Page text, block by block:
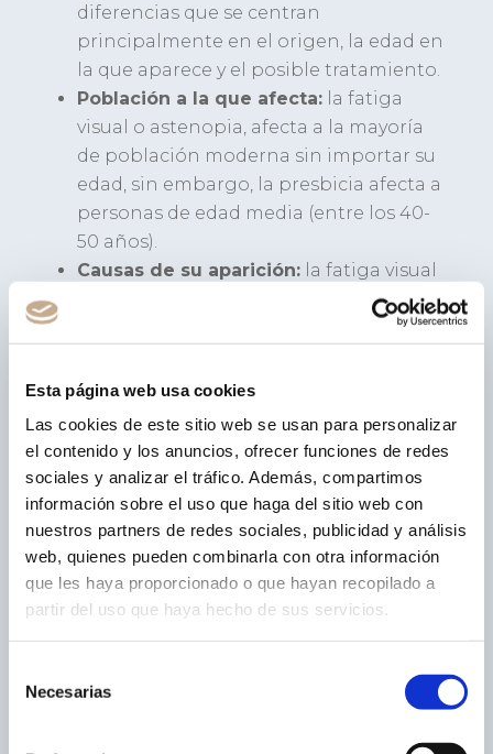
Esta página web usa cookies
Las cookies de este sitio web se usan para personalizar
el contenido y los anuncios, ofrecer funciones de redes
sociales y analizar el tráfico. Además, compartimos
información sobre el uso que haga del sitio web con
nuestros partners de redes sociales, publicidad y análisis
web, quienes pueden combinarla con otra información
que les haya proporcionado o que hayan recopilado a
partir del uso que haya hecho de sus servicios.
Necesarias
diferencias que se centran
principalmente en el origen, la edad en
la que aparece y el posible tratamiento.
Población a la que afecta: la fatiga
visual o astenopia, afecta a la mayoría
de población moderna sin importar su
edad, sin embargo, la presbicia afecta a
personas de edad media (entre los 40-
50 años).
Causas de su aparición: la fatiga visual
se origina por causas ambientales y
hábitos, mientras que la vista cansada
La diferencia más evidente entre ambas
puede ser erradicada con facilidad, por
el contrario, la presbicia es permanente
y solo puede tratarse mediante
procedimientos quirúrgicos.
Molestias comunes entre ambas:en
ambas condiciones hay una serie de
molestias que se repiten como la
sequedad, sensación de arenilla o ardor,
también suele ser una constante así